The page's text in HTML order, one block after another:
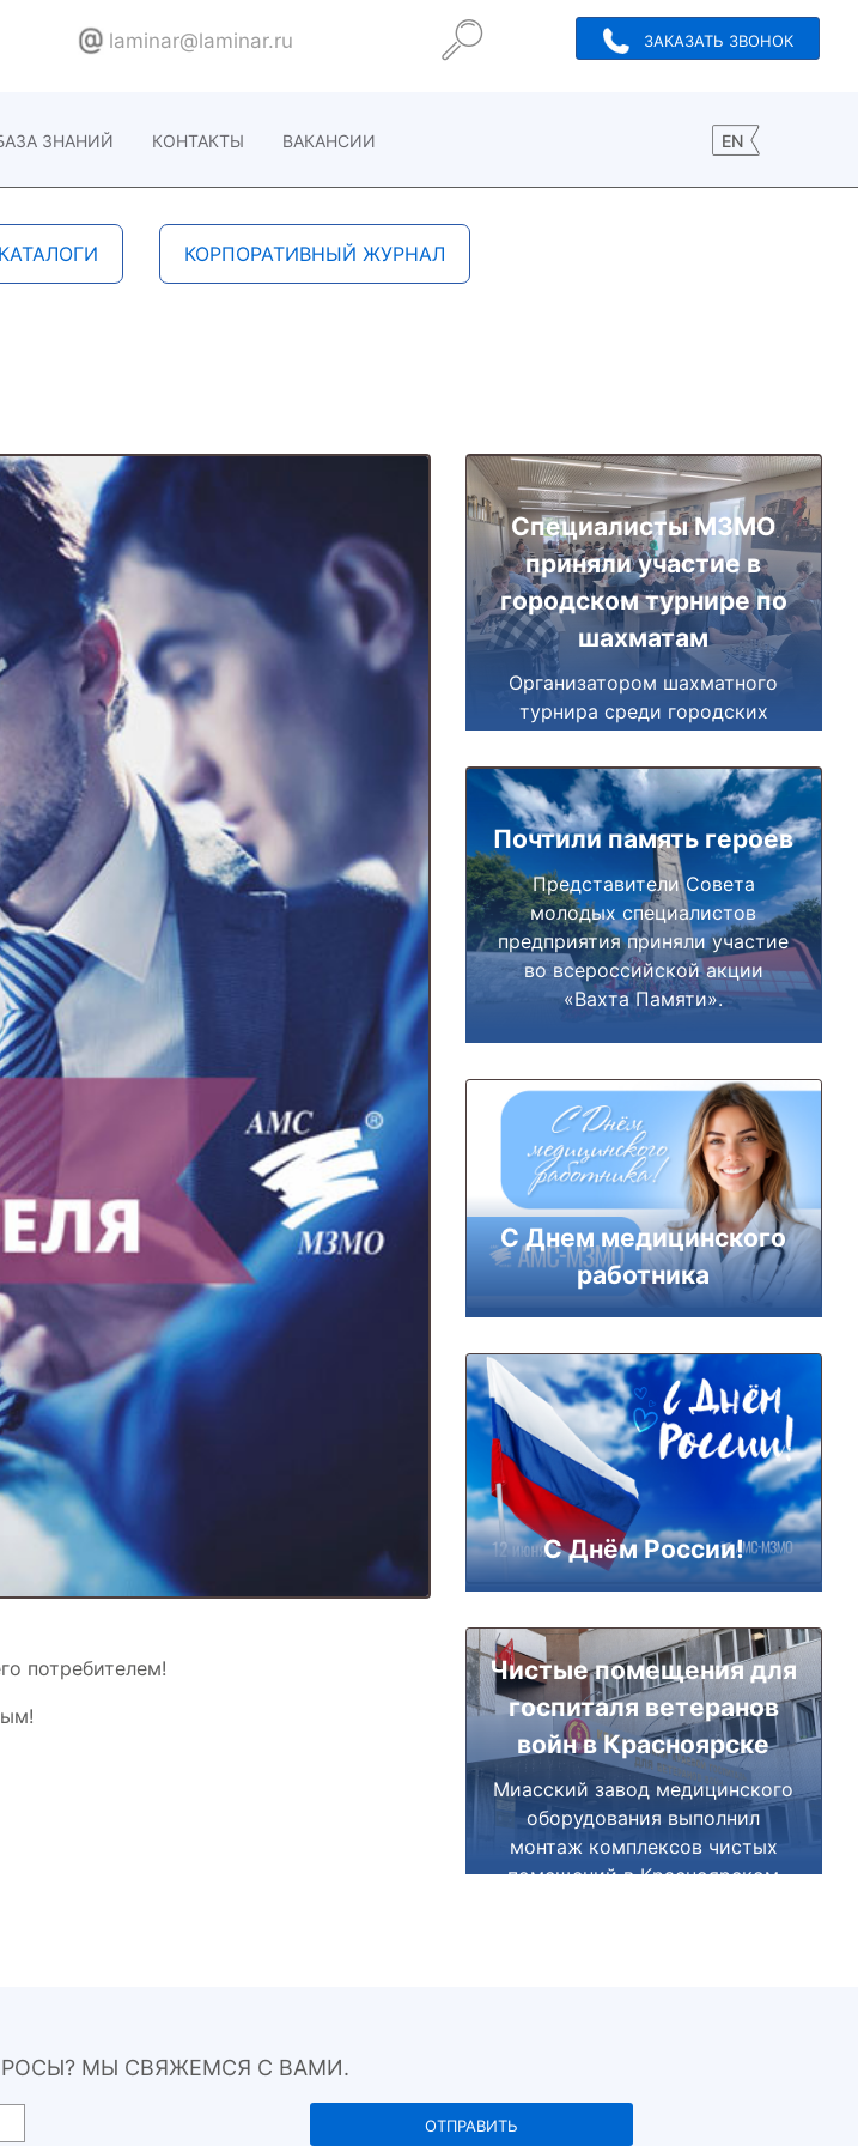
laminar@laminar.ru ЗАКАЗАТЬ ЗВОНОК
ЗНАНИЙ КОНТАКТЫ ВАКАНСИИ EN
КАТАЛОГИ КОРПОРАТИВНЫЙ ЖУРНАЛ
потребителем!
Специалисты МЗМО
приняли участие в
городском турнире по
шахматам
Организатором шахматного
турнира среди городских
«За развитие Миасса».
Почтили память героев
Представители Совета
молодых специалистов
предприятия приняли участие
во всероссийской акции
«Вахта Памяти».
С Днем медицинского
работника
С Днём России!
Чистые помещения для
госпиталя ветеранов
войн в Красноярске
Миасский завод медицинского
оборудования выполнил
монтаж комплексов чистых
помещений в Красноярском
МЫ СВЯЖЕМСЯ С ВАМИ.